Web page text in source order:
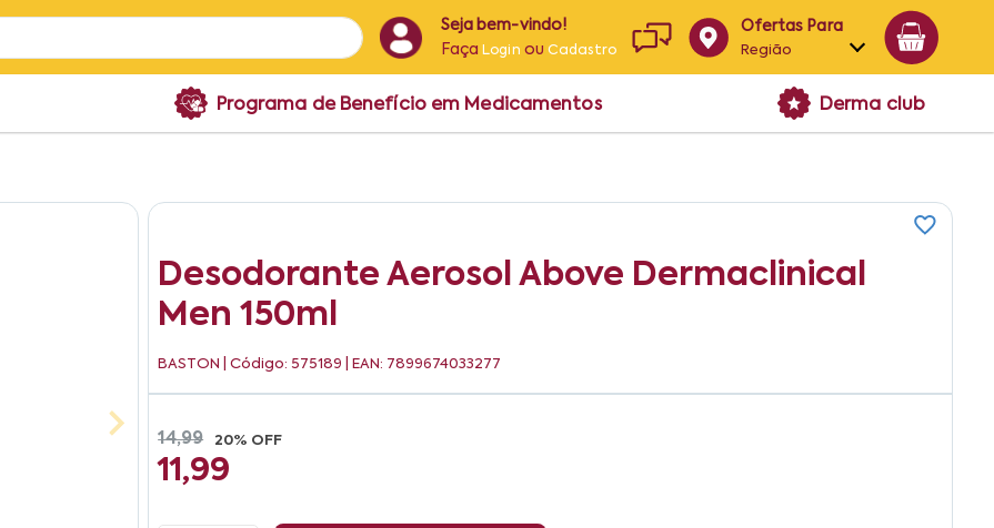
Seja bem-vindo!
Faça Login ouCadastro
Ofertas Para
Região
Alagoas
Programa de Benefício em Medicamentos Derma club
Desodorante Aerosol Above Dermaclinical
Men 150ml
BASTON | Código: 575189 | EAN: 7899674033277
14,99 20% OFF
11,99